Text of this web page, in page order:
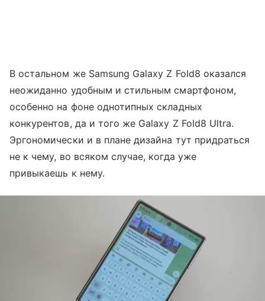
В остальном же Samsung Galaxy Z Fold8 оказался
неожиданно удобным и стильным смартфоном,
особенно на фоне однотипных складных
конкурентов, да и того же Galaxy Z Fold8 Ultra.
Эргономически и в плане дизайна тут придраться
не к чему, во всяком случае, когда уже
привыкаешь к нему.